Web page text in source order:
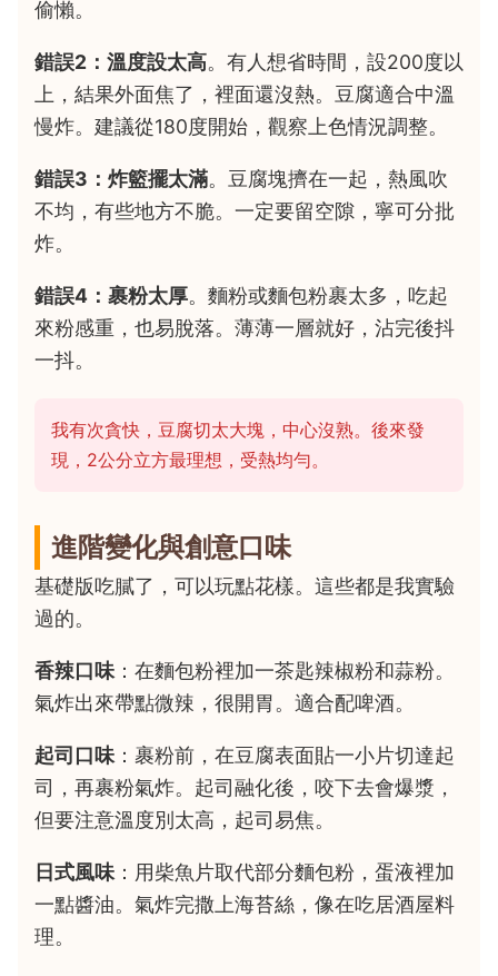
偷懶。
錯誤2：溫度設太高。有人想省時間，設200度以
上，結果外面焦了，裡面還沒熱。豆腐適合中溫
慢炸。建議從180度開始，觀察上色情況調整。
錯誤3：炸籃擺太滿。豆腐塊擠在一起，熱風吹
不均，有些地方不脆。一定要留空隙，寧可分批
炸。
錯誤4：裹粉太厚。麵粉或麵包粉裹太多，吃起
來粉感重，也易脫落。薄薄一層就好，沾完後抖
一抖。
我有次貪快，豆腐切太大塊，中心沒熟。後來發
現，2公分立方最理想，受熱均勻。
進階變化與創意口味
基礎版吃膩了，可以玩點花樣。這些都是我實驗
過的。
香辣口味 ：在麵包粉裡加一茶匙辣椒粉和蒜粉。
氣炸出來帶點微辣，很開胃。適合配啤酒。
起司口味 ：裹粉前，在豆腐表面貼一小片切達起
司，再裹粉氣炸。起司融化後，咬下去會爆漿，
但要注意溫度別太高，起司易焦。
日式風味 ：用柴魚片取代部分麵包粉，蛋液裡加
一點醬油。氣炸完撒上海苔絲，像在吃居酒屋料
理。